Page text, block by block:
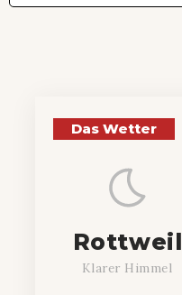
Das Wetter
Rottweil
Klarer Himmel